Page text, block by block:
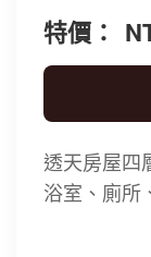
特價：
透天房屋四
浴室、廁所